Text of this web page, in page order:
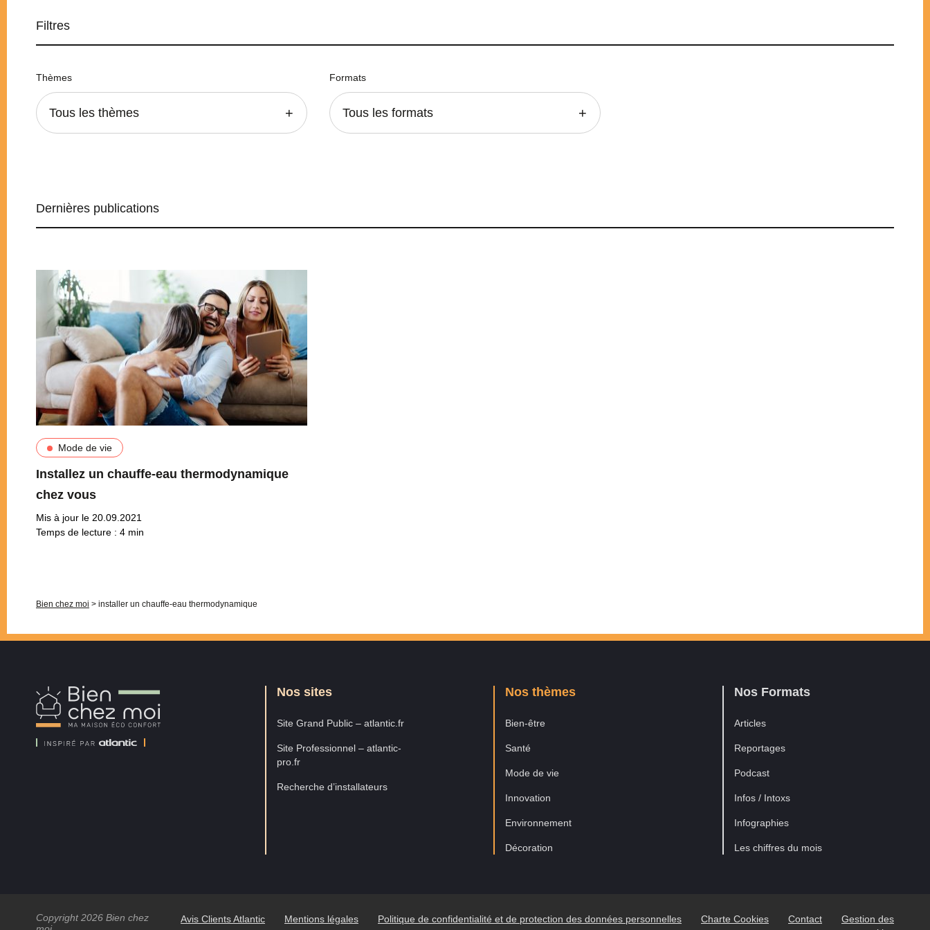
Filtres
Thèmes
Tous les thèmes
Formats
Tous les formats
Dernières publications
Mode de vie
Installez un chauffe-eau thermodynamique
chez vous
Mis à jour le 20.09.2021
Temps de lecture : 4 min
Bien chez moi > installer un chauffe-eau thermodynamique
Chez
Nos sites
Site Grand Public – atlantic.fr
Site Professionnel – atlantic-
pro.fr
Recherche d’installateurs
Nos thèmes
Bien-être
Santé
Mode de vie
Innovation
Environnement
Décoration
Nos Formats
Articles
Reportages
Podcast
Infos / Intoxs
Infographies
Les chiffres du mois
Copyright 2026 Bien chez
Avis Clients Atlantic Mentions légales Politique de confidentialité et de protection des données personnelles Charte Cookies Contact
Gestion des